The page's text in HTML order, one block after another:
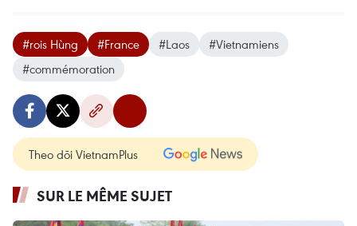
#rois Hùng #France #Laos
#Vietnamiens
#commémoration
Theo dõi VietnamPlus
SUR LE MÊME SUJET